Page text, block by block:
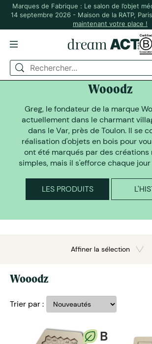
Marques de Fabrique : Le salon de l’objet
14 septembre 2026 - Maison de la RATP,
maintenant votre place !
DREAM ACT A
Wooodz
Greg, le fondateur de la marque
actuellement dans le charmant
dans le Var, près de Toulon. Il se
réalisation d'objets en bois pour
ont été marqués par des
simples, mais il s'efforce chaque
LES PRODUITS
Affiner la sélection
Wooodz
Trier par :
B